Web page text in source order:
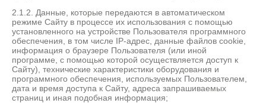
2.1.2. Данные, которые передаются в автоматическом
режиме Сайту в процессе их использования с помощью
установленного на устройстве Пользователя программного
обеспечения, в том числе IP-адрес, данные файлов cookie,
информация о браузере Пользователя (или иной
программе, с помощью которой осуществляется доступ к
Сайту), технические характеристики оборудования и
программного обеспечения, используемых Пользователем,
дата и время доступа к Сайту, адреса запрашиваемых
страниц и иная подобная информация;